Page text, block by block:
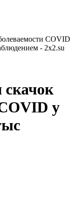
COVID
- 2x2.su
скачок
у